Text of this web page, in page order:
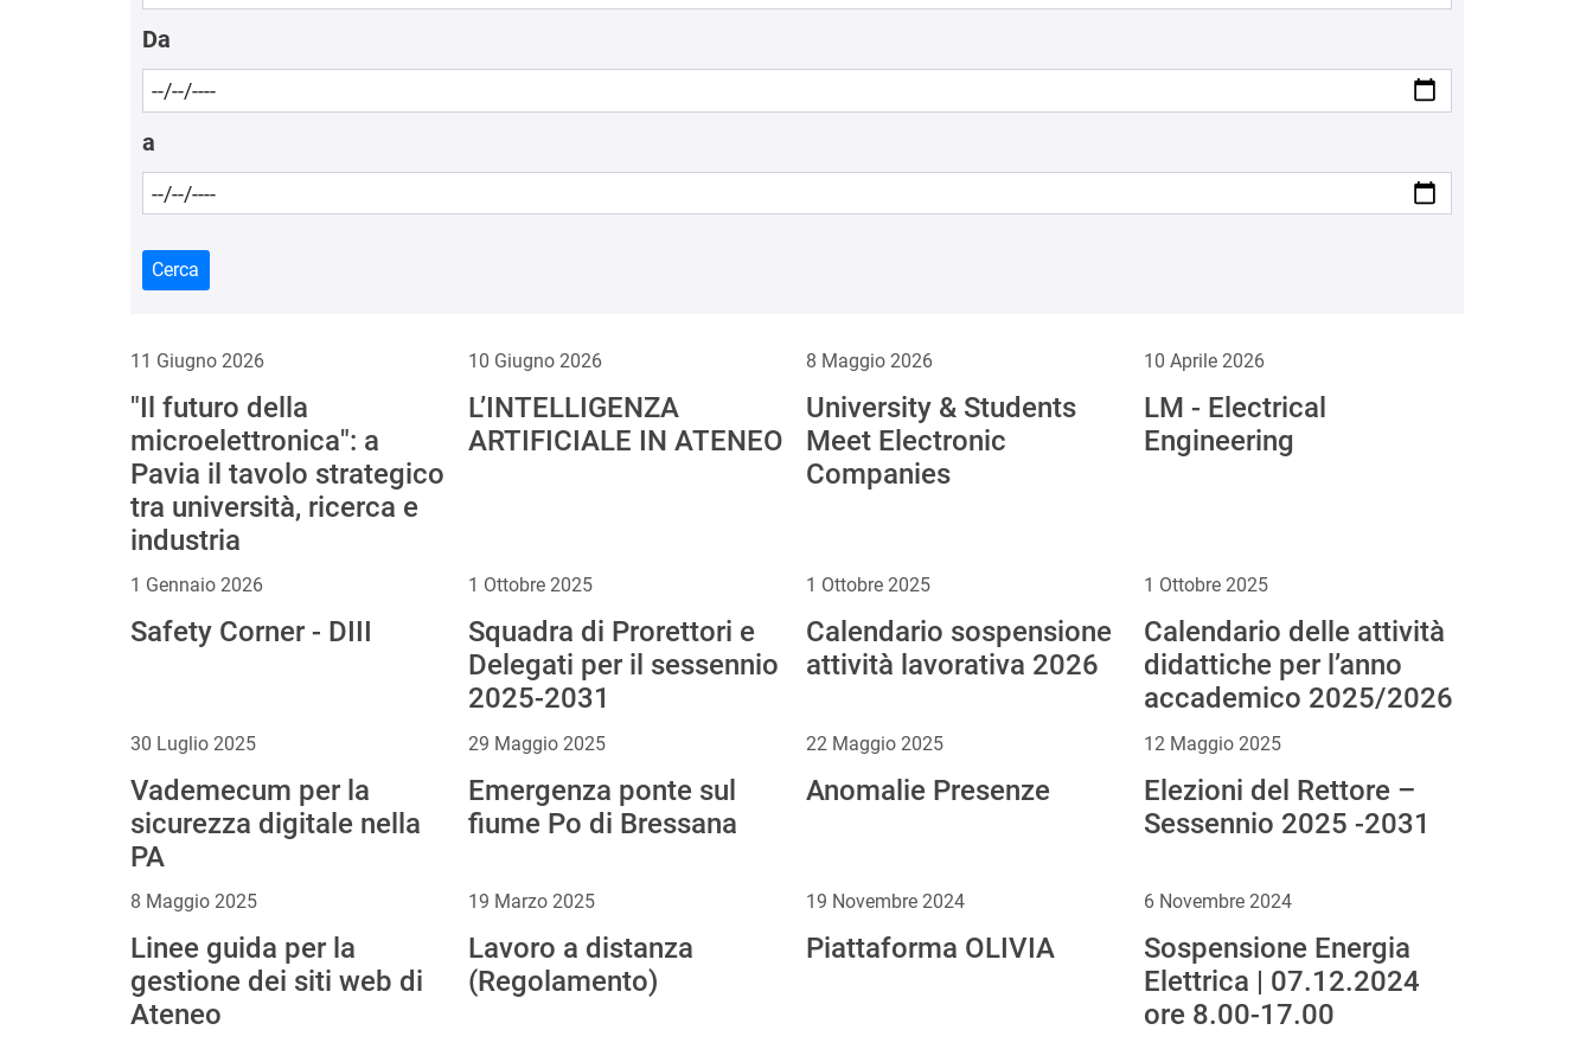
Da
a
Cerca
11 Giugno 2026
"Il futuro della
microelettronica": a
Pavia il tavolo strategico
tra università, ricerca e
industria
10 Giugno 2026
L’INTELLIGENZA
ARTIFICIALE IN ATENEO
8 Maggio 2026
University & Students
Meet Electronic
Companies
10 Aprile 2026
LM - Electrical
Engineering
1 Gennaio 2026
Safety Corner - DIII
1 Ottobre 2025
Squadra di Prorettori e
Delegati per il sessennio
2025-2031
1 Ottobre 2025
Calendario sospensione
attività lavorativa 2026
1 Ottobre 2025
Calendario delle attività
didattiche per l’anno
accademico 2025/2026
30 Luglio 2025
Vademecum per la
sicurezza digitale nella
PA
29 Maggio 2025
Emergenza ponte sul
fiume Po di Bressana
22 Maggio 2025
Anomalie Presenze
12 Maggio 2025
Elezioni del Rettore –
Sessennio 2025 -2031
8 Maggio 2025
Linee guida per la
gestione dei siti web di
Ateneo
19 Marzo 2025
Lavoro a distanza
(Regolamento)
19 Novembre 2024
Piattaforma OLIVIA
6 Novembre 2024
Sospensione Energia
Elettrica | 07.12.2024
ore 8.00-17.00